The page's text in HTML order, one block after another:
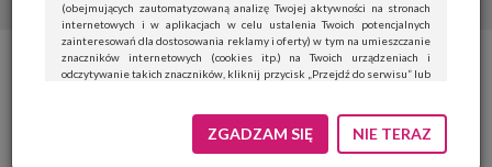
(obejmujących zautomatyzowaną analizę Twojej aktywności na stronach
internetowych i w aplikacjach w celu ustalenia Twoich potencjalnych
zainteresowań dla dostosowania reklamy i oferty) w tym na umieszczanie
znaczników internetowych (cookies itp.) na Twoich urządzeniach i
odczytywanie takich znaczników, kliknij przycisk „Przejdź do serwisu” lub
Jeśli nie chcesz wyrazić zgody, kliknij „Nie teraz”.
Wyrażenie zgody jest dobrowolne. Możesz edytować zakres zgody, w tym
ZGADZAM SIĘ NIE TERAZ
Słodka tradycja Tłustego
Czwartku. Przepisy na szybkie